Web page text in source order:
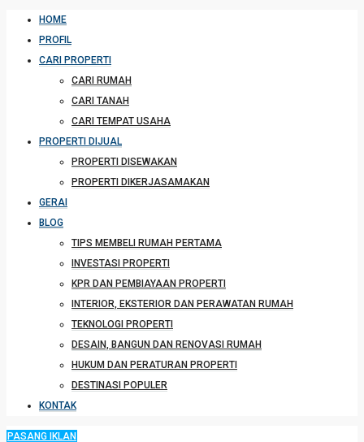
HOME
PROFIL
CARI PROPERTI
CARI RUMAH
CARI TANAH
CARI TEMPAT USAHA
PROPERTI DIJUAL
PROPERTI DISEWAKAN
PROPERTI DIKERJASAMAKAN
GERAI
BLOG
TIPS MEMBELI RUMAH PERTAMA
INVESTASI PROPERTI
KPR DAN PEMBIAYAAN PROPERTI
INTERIOR, EKSTERIOR DAN PERAWATAN RUMAH
TEKNOLOGI PROPERTI
DESAIN, BANGUN DAN RENOVASI RUMAH
HUKUM DAN PERATURAN PROPERTI
DESTINASI POPULER
KONTAK
PASANG IKLAN